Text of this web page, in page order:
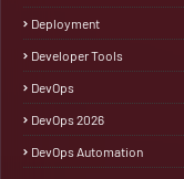
Deployment
Developer Tools
DevOps
DevOps 2026
DevOps Automation